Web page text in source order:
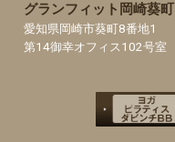
グランフィット岡崎葵町
愛知県岡崎市葵町8番地1
第14御幸オフィス102号室